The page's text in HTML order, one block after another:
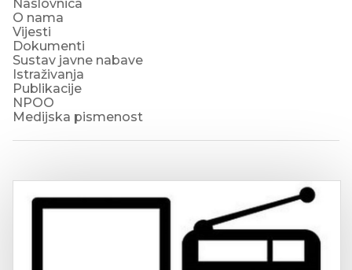
Naslovnica
O nama
Vijesti
Dokumenti
Sustav javne nabave
Istraživanja
Publikacije
NPOO
Medijska pismenost